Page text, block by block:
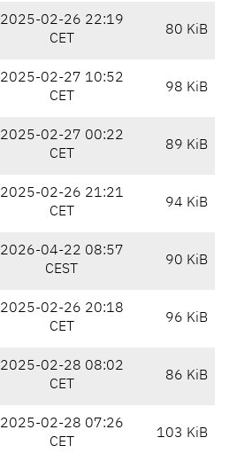
2025-02-26 22:19
CET
80 KiB
2025-02-27 10:52
CET
98 KiB
2025-02-27 00:22
CET
89 KiB
2025-02-26 21:21
CET
94 KiB
2026-04-22 08:57
CEST
90 KiB
2025-02-26 20:18
CET
96 KiB
2025-02-28 08:02
CET
86 KiB
2025-02-28 07:26
CET
103 KiB